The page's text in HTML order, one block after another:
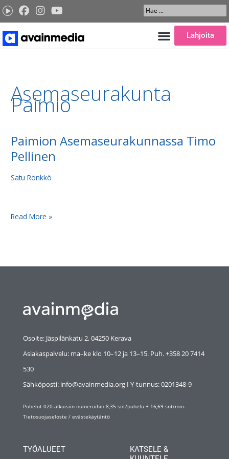
Siirry
sisältöön
Search
...
Lahjoita
Asemaseurakunta
Paimio
Paimion Asemaseurakunnassa Timo
Pellinen
Satu Rönkkö
Paimion
Asemaseurakunnassa
Timo
Read More »
Osoite: Jäspilänkatu 2, 04250 Kerava
Asiakaspalvelu: ma–ke klo 10–12 ja 13–15. Puh. +358 20 7414
530
Sähköposti: info@avainmedia.org I Y-tunnus:0201348-9
Puhelut 020-alkuisiin numeroihin 8,35 snt/puhelu + 16,69 snt/min.
Tietosuojaseloste / evästekäytäntö
TYÖALUEET
KATSELE &